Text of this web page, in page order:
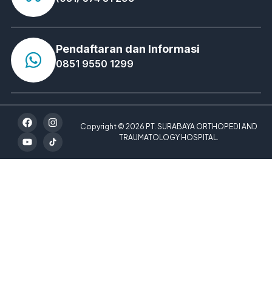
Pendaftaran dan Informasi
0851 9550 1299
Copyright © 2026 PT. SURABAYA ORTHOPEDI AND
TRAUMATOLOGY HOSPITAL.